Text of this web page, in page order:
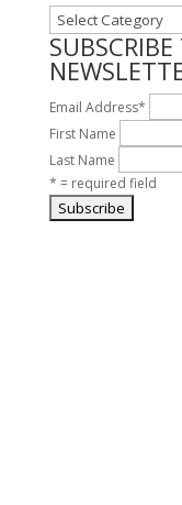
ALL
TOPICS
Email Address*
First Name
Last Name
* = required field